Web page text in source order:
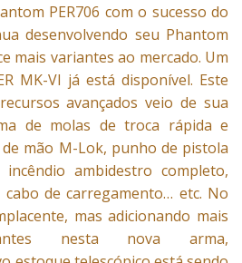
PER706 com o sucesso do
desenvolvendo seu Phantom
mais variantes ao mercado. Um
MK-VI já está disponível. Este
avançados veio de sua
de molas de troca rápida e
mão M-Lok, punho de pistola
ambidestro completo,
de carregamento… etc. No
mas adicionando mais
nesta nova arma,